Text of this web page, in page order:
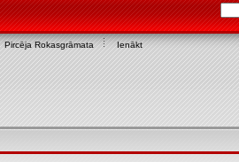
Pircēja Rokasgrāmata Ienākt